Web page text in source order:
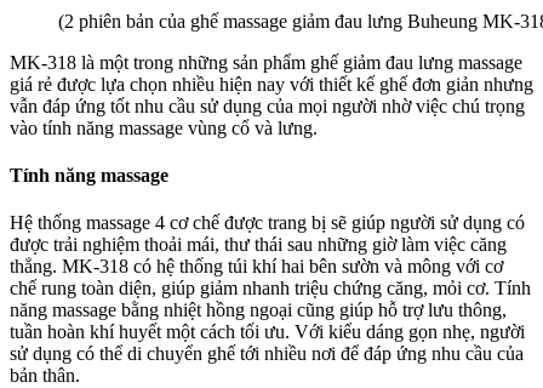
(2 phiên bản của ghế massage giảm đau lưng Buheung MK-
MK-318 là một trong những sản phẩm ghế giảm đau lưng massage
giá rẻ được lựa chọn nhiều hiện nay với thiết kế ghế đơn giản nhưng
vẫn đáp ứng tốt nhu cầu sử dụng của mọi người nhờ việc chú trọng
vào tính năng massage vùng cổ và lưng.
Tính năng massage
Hệ thống massage 4 cơ chế được trang bị sẽ giúp người sử dụng có
được trải nghiệm thoải mái, thư thái sau những giờ làm việc căng
thẳng. MK-318 có hệ thống túi khí hai bên sườn và mông với cơ
chế rung toàn diện, giúp giảm nhanh triệu chứng căng, mỏi cơ. Tính
năng massage bằng nhiệt hồng ngoại cũng giúp hỗ trợ lưu thông,
tuần hoàn khí huyết một cách tối ưu. Với kiểu dáng gọn nhẹ, người
sử dụng có thể di chuyển ghế tới nhiều nơi để đáp ứng nhu cầu của
bản thân.